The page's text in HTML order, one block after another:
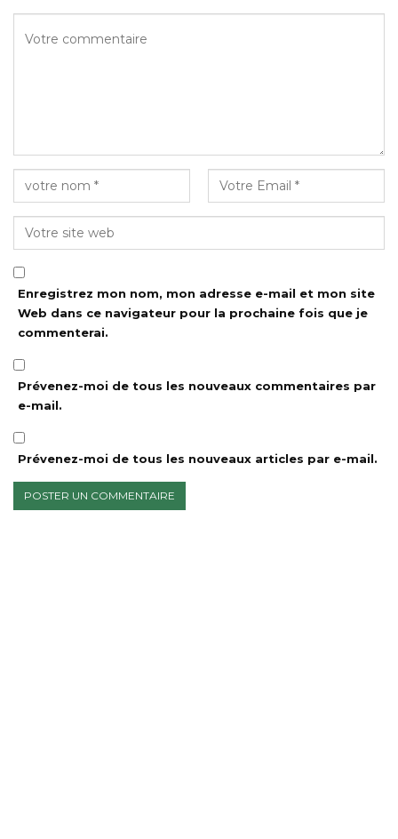
Enregistrez mon nom, mon adresse e-mail et mon site
Web dans ce navigateur pour la prochaine fois que je
commenterai.
Prévenez-moi de tous les nouveaux commentaires par
e-mail.
Prévenez-moi de tous les nouveaux articles par e-mail.